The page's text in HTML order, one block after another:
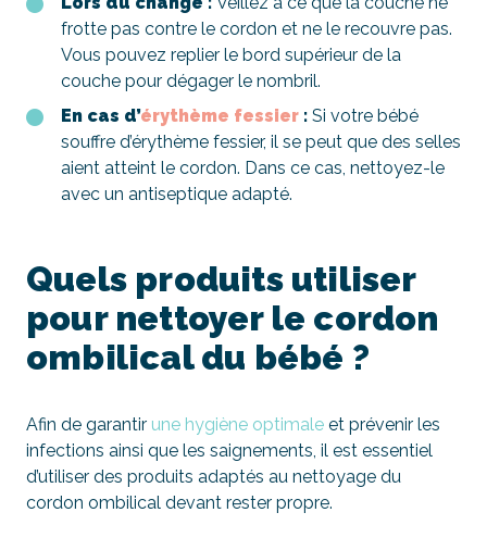
frotte pas contre le cordon et ne le recouvre pas.
Vous pouvez replier le bord supérieur de la
couche pour dégager le nombril.
En cas d’érythème fessier : Si votre bébé
souffre d’érythème fessier, il se peut que des selles
aient atteint le cordon. Dans ce cas, nettoyez-le
avec un antiseptique adapté.
Quels produits utiliser
pour nettoyer le cordon
ombilical du bébé ?
Afin de garantir une hygiène optimale et prévenir les
infections ainsi que les saignements, il est essentiel
d’utiliser des produits adaptés au nettoyage du
cordon ombilical devant rester propre.